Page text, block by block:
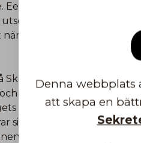
Gen har en rak och
Kepsen har ett
vädret växlar – en
Yttre Hebrider.
färdigställs lokalt. Detta
äkthet och höga kvalitet.
sig enbart på
perfekta passformen
Denna webbplats
att skapa en